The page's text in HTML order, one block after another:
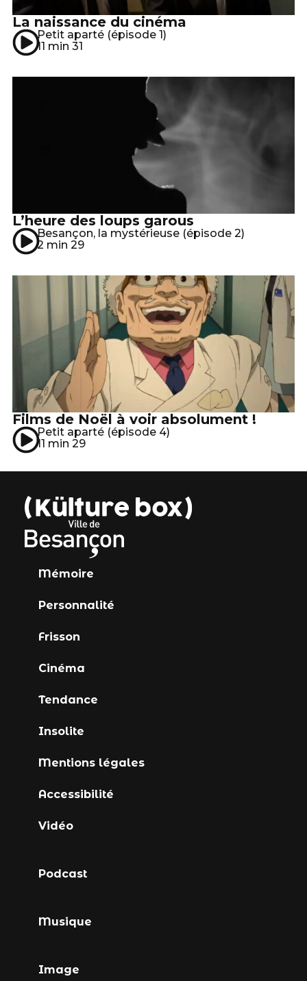
La naissance du cinéma
Petit aparté (épisode 1)
11 min 31
L’heure des loups garous
Besançon, la mystérieuse (épisode 2)
2 min 29
Films de Noël à voir absolument !
Petit aparté (épisode 4)
11 min 29
Vidéo
Podcast
Musique
Image
Mémoire
Personnalité
Frisson
Cinéma
Tendance
Insolite
Mentions légales
Accessibilité